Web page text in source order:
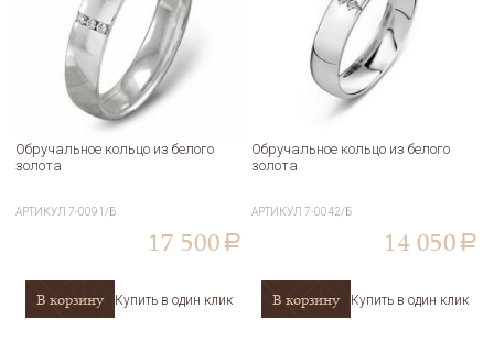
Обручальное кольцо из белого
золота
АРТИКУЛ7-0091/Б
17 500 a
В корзину Купить в один клик
Обручальное кольцо из белого
золота
АРТИКУЛ7-0042/Б
14 050 a
В корзину Купить в один клик